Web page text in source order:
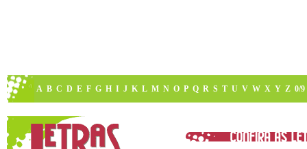
A B C D E F G H I J K L M N O P Q R S T U V W X Y Z 0/9